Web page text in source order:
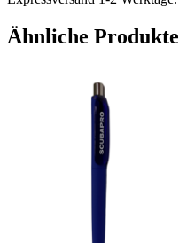
Ähnliche Produkte